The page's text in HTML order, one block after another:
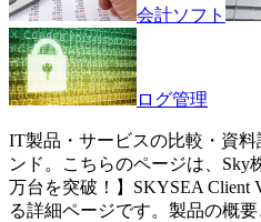
会計ソフト
ログ管理
IT製品・サービスの比較・資
ンド。こちらのページは、 Sky
万台を突破！】 SKYSEA Client
る詳細ページです。製品の概